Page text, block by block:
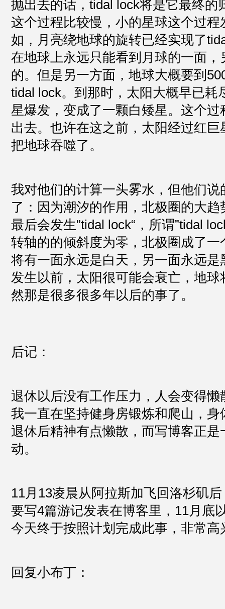
抛出去的话，tidal lock将是它最终的
这个过程比较慢，小的星球这个过程
如，月亮绕地球的旋转已经实现了
在地球上永远只能看到月球的一面，
的。但是另一方面，地球大概要到
tidal lock。到那时，太阳大概早已耗
星爆发，变成了一颗白矮星。这个过
出去。也许在这之前，太阳经过红
把地球吞噬了。
我对他们的计算一头雾水，但他们说
了：因为潮汐的作用，北极圈的大
最后会发生”tidal lock“，所谓”tidal
转轴的的倾斜度为零，北极圈成了一
将有一面永远是白天，另一面永远是
发生以前，太阳很可能会衰亡，地球
然那是很多很多年以后的事了。
后记：
退休以后没有工作压力，人会变得懒
我一直在坚持健身房锻炼和爬山，身
退休后精神有点懒散，而写博客正是
动。
11月13凌晨从阿拉斯加飞回洛杉矶
要写4篇游记发表在博客里，11月底
今天终于按照计划完成此事，非常高
回复小布丁：